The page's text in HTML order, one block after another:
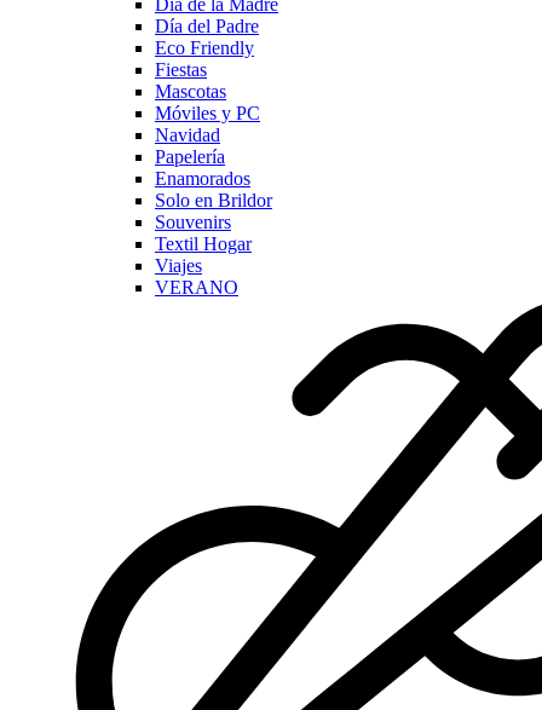
Día del Padre
Eco Friendly
Fiestas
Mascotas
Móviles y PC
Navidad
Papelería
Enamorados
Solo en Brildor
Souvenirs
Textil Hogar
Viajes
VERANO